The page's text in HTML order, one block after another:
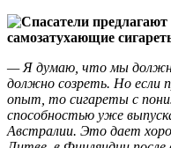
— Я думаю, что мы
должно созреть. Но если
опыт, то сигареты с
способностью уже
Австралии. Это дает